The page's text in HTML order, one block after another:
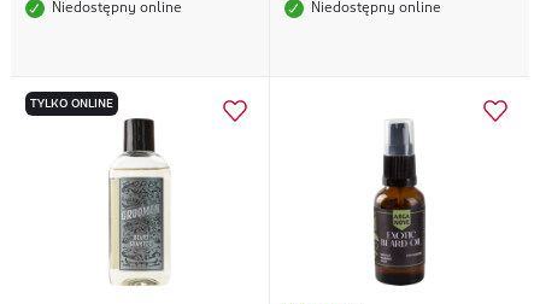
Niedostępny online Niedostępny online
TYLKO ONLINE